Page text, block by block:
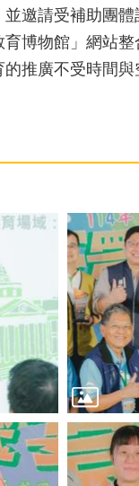
邀請受補助團體
博物館」網站
推廣不受時間